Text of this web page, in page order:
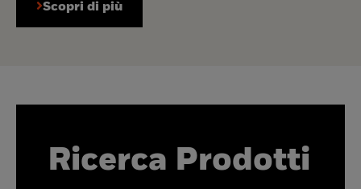
Scopri di più
Ricerca Prodotti